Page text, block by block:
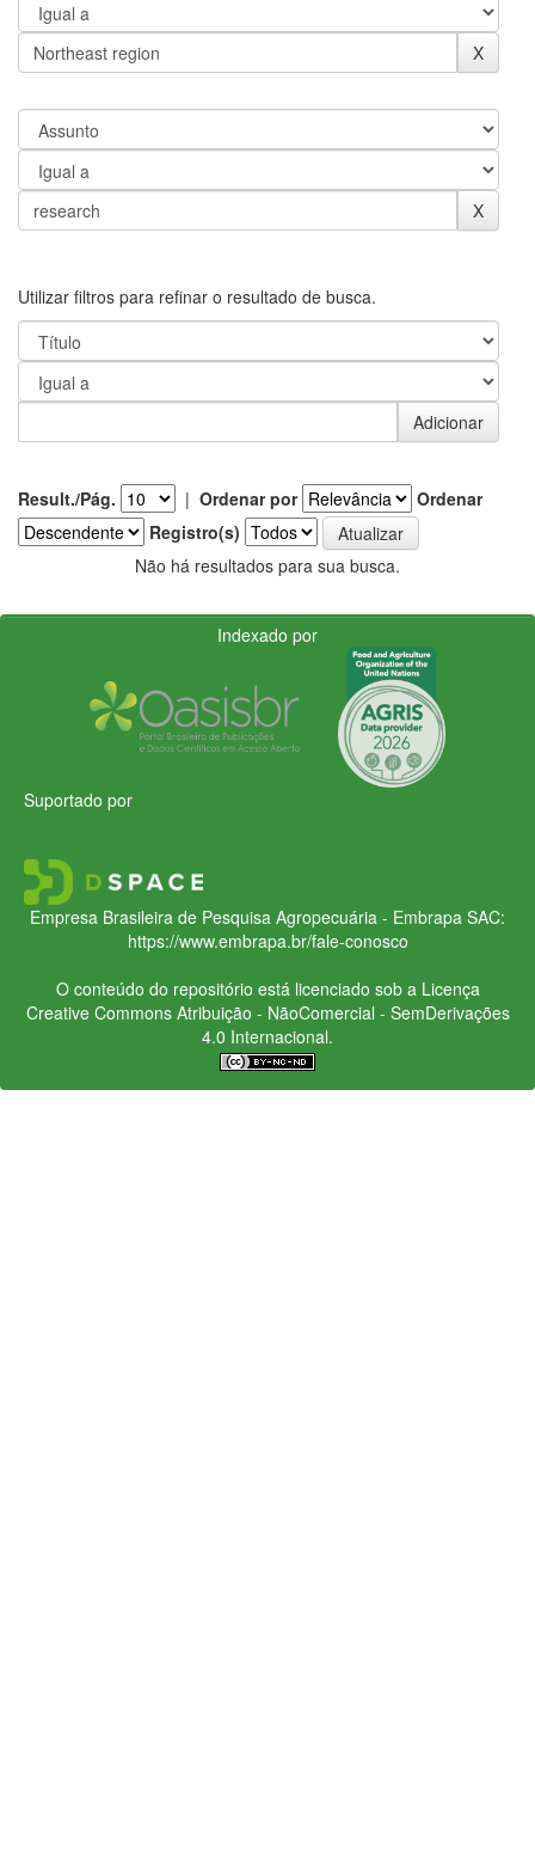
Utilizar filtros para refinar o resultado de busca.
Result./Pág. | Ordenar por
Ordenar
Registro(s)
Não há resultados para sua busca.
Indexado por
Suportado por
Empresa Brasileira de Pesquisa Agropecuária - Embrapa SAC:
https://www.embrapa.br/fale-conosco
O conteúdo do repositório está licenciado sob a Licença
Creative CommonsAtribuição - NãoComercial - SemDerivações
4.0 Internacional.